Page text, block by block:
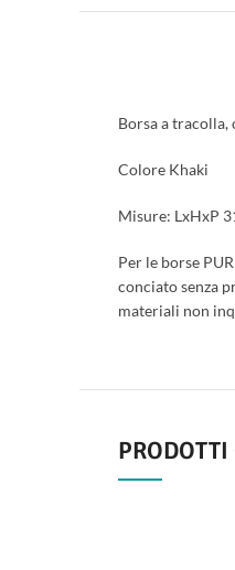
Borsa a tracolla,
Colore Khaki
Misure: LxHxP
Per le borse
conciato senza
materiali non
PRODOTTI